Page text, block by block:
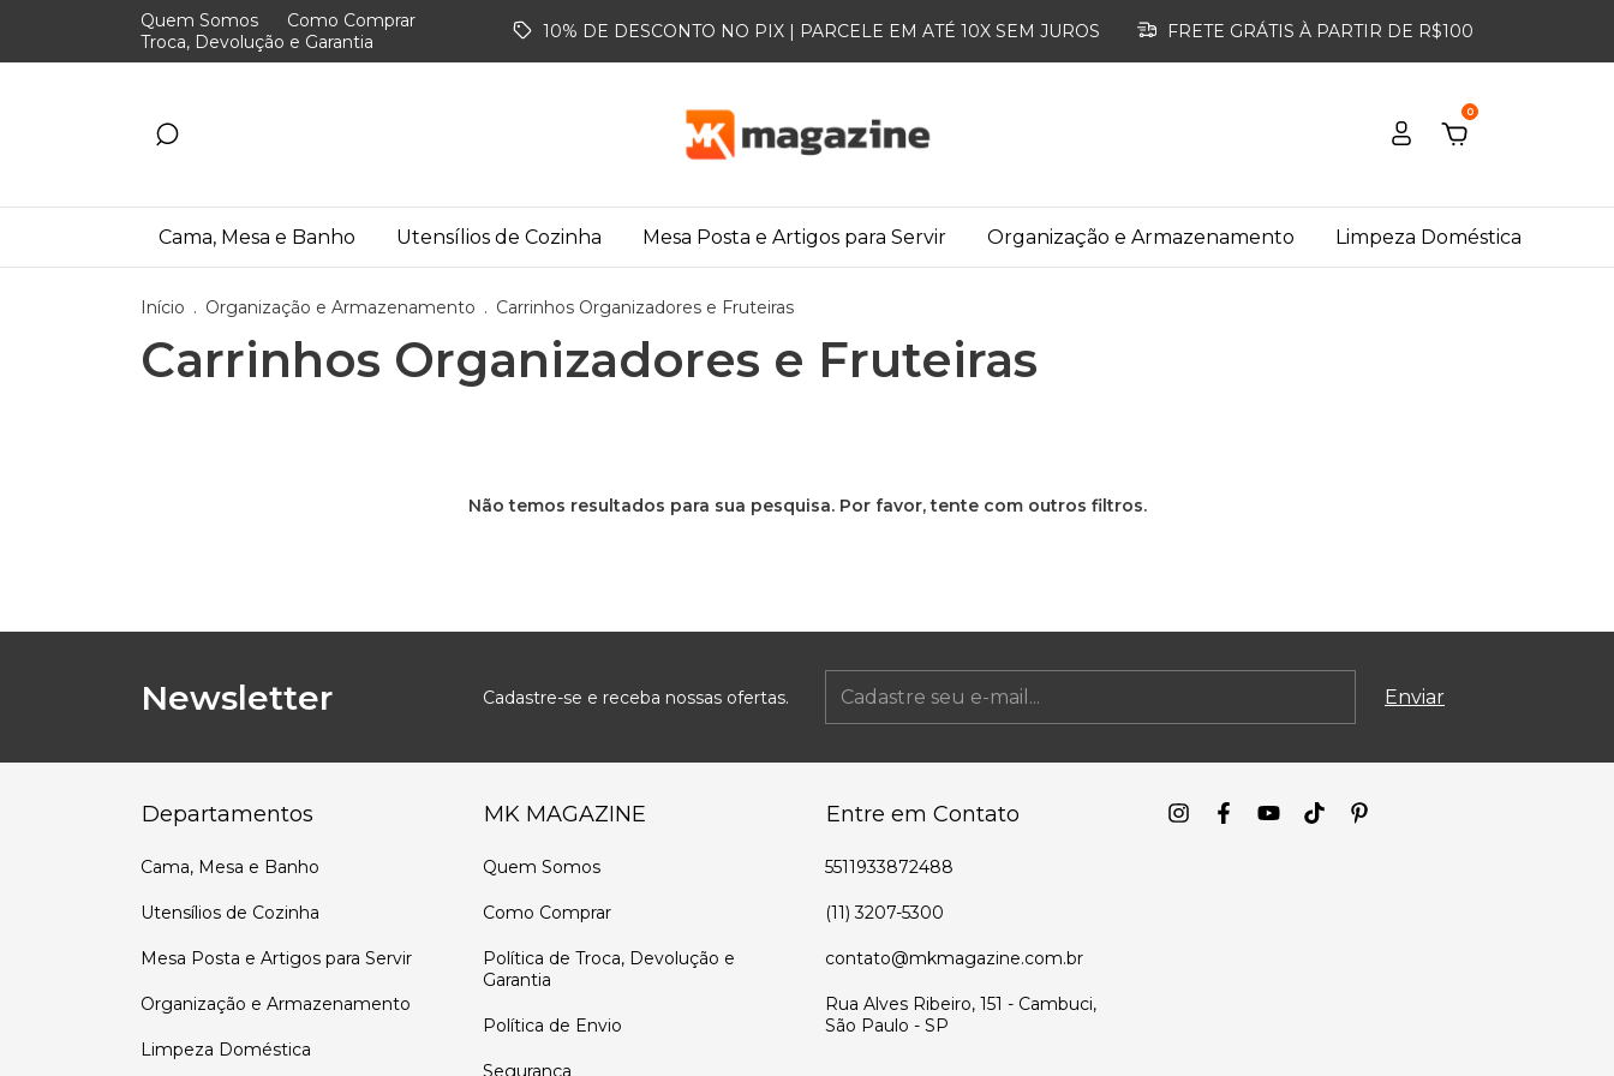
Quem Somos
Como Comprar
Troca, Devolução e Garantia
10% DE DESCONTO NO PIX | PARCELE EM ATÉ 10X SEM JUROS FRETE GRÁTIS À PARTIR DE R$100
0
Cama, Mesa e Banho Utensílios de Cozinha Mesa Posta e Artigos para Servir Organização e Armazenamento Limpeza Doméstica
Início . Organização e Armazenamento . Carrinhos Organizadores e Fruteiras
Carrinhos Organizadores e Fruteiras
Não temos resultados para sua pesquisa. Por favor, tente com outros filtros.
Newsletter Cadastre-se e receba nossas ofertas.
Departamentos
Cama, Mesa e Banho
Utensílios de Cozinha
Mesa Posta e Artigos para Servir
Organização e Armazenamento
Limpeza Doméstica
MK MAGAZINE
Quem Somos
Como Comprar
Política de Troca, Devolução e
Garantia
Política de Envio
Segurança
Entre em Contato
5511933872488
(11) 3207-5300
contato@mkmagazine.com.br
Rua Alves Ribeiro, 151 - Cambuci,
São Paulo - SP